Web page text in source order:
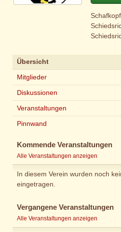
Übersicht
Mitglieder
Diskussionen
Veranstaltungen
Pinnwand
Kommende Veranstaltungen
Alle Veranstaltungen anzeigen
In diesem Verein wurden noch
eingetragen.
Vergangene Veranstaltungen
Alle Veranstaltungen anzeigen